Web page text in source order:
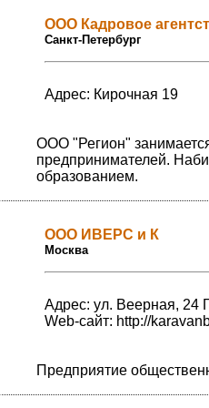
ООО Кадровое
Санкт-Петербург
Адрес: Кирочная 19
ООО "Регион"
предпринимателей.
образованием.
ООО ИВЕРС и К
Москва
Адрес: ул. Веерная, 24
Web-сайт: http://
Предприятие